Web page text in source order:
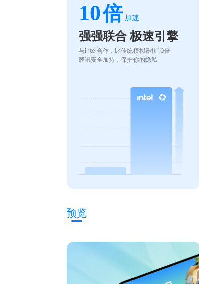
10倍 加速
强强联合 极速引擎
与intel合作，比传统模拟器快10倍
腾讯安全加持，保护你的隐私
预览